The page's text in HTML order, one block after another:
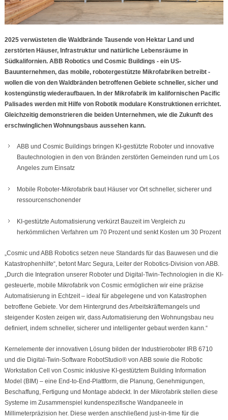
2025 verwüsteten die Waldbrände Tausende von Hektar Land und
zerstörten Häuser, Infrastruktur und natürliche Lebensräume in
Südkalifornien. ABB Robotics und Cosmic Buildings - ein US-
Bauunternehmen, das mobile, robotergestützte Mikrofabriken betreibt -
wollen die von den Waldbränden betroffenen Gebiete schneller, sicher und
kostengünstig wiederaufbauen. In der Mikrofabrik im kalifornischen Pacific
Palisades werden mit Hilfe von Robotik modulare Konstruktionen errichtet.
Gleichzeitig demonstrieren die beiden Unternehmen, wie die Zukunft des
erschwinglichen Wohnungsbaus aussehen kann.
ABB und Cosmic Buildings bringen KI-gestützte Roboter und innovative
Bautechnologien in den von Bränden zerstörten Gemeinden rund um Los
Angeles zum Einsatz
Mobile Roboter-Mikrofabrik baut Häuser vor Ort schneller, sicherer und
ressourcenschonender
KI-gestützte Automatisierung verkürzt Bauzeit im Vergleich zu
herkömmlichen Verfahren um 70 Prozent und senkt Kosten um 30 Prozent
„Cosmic und ABB Robotics setzen neue Standards für das Bauwesen und die
Katastrophenhilfe“, betont Marc Segura, Leiter der Robotics-Division von ABB.
„Durch die Integration unserer Roboter und Digital-Twin-Technologien in die KI-
gesteuerte, mobile Mikrofabrik von Cosmic ermöglichen wir eine präzise
Automatisierung in Echtzeit – ideal für abgelegene und von Katastrophen
betroffene Gebiete. Vor dem Hintergrund des Arbeitskräftemangels und
steigender Kosten zeigen wir, dass Automatisierung den Wohnungsbau neu
definiert, indem schneller, sicherer und intelligenter gebaut werden kann.“
Kernelemente der innovativen Lösung bilden der Industrieroboter IRB 6710
und die Digital-Twin-Software RobotStudio® von ABB sowie die Robotic
Workstation Cell von Cosmic inklusive KI-gestütztem Building Information
Model (BIM) – eine End-to-End-Plattform, die Planung, Genehmigungen,
Beschaffung, Fertigung und Montage abdeckt. In der Mikrofabrik stellen diese
Systeme im Zusammenspiel kundenspezifische Wandpaneele in
Millimeterpräzision her. Diese werden anschließend just-in-time für die